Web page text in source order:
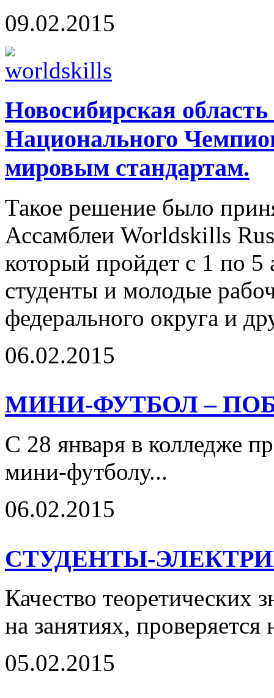
09.02.2015
Новосибирская
Национального
мировым стандартам.
Такое решение было
Ассамблеи Worldskills
который пройдет с 1 по 5
студенты и молодые
федерального округа и
06.02.2015
МИНИ-ФУТБОЛ –
С 28 января в колледже
мини-футболу...
06.02.2015
СТУДЕНТЫ-
Качество теоретических
на занятиях, проверяется
05.02.2015